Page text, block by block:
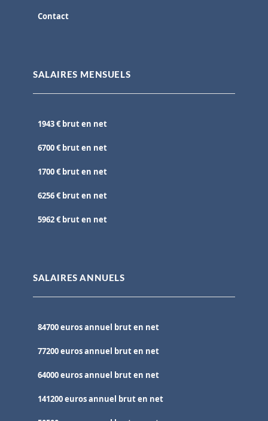
Contact
SALAIRES MENSUELS
1943 € brut en net
6700 € brut en net
1700 € brut en net
6256 € brut en net
5962 € brut en net
SALAIRES ANNUELS
84700 euros annuel brut en net
77200 euros annuel brut en net
64000 euros annuel brut en net
141200 euros annuel brut en net